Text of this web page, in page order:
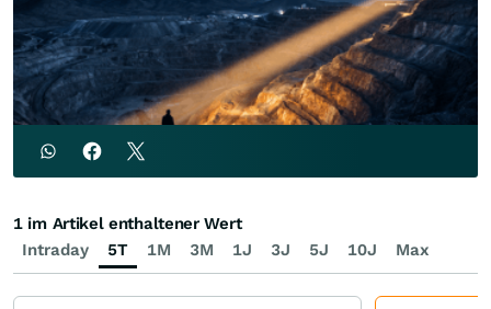
Intraday 5T 1M 3M 1J 3J 5J 10J Max
1 im Artikel enthaltener Wert